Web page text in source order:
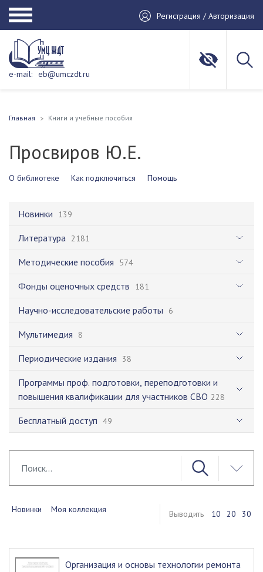
Регистрация / Авторизация
e-mail: eb@umczdt.ru
Главная Книги и учебные пособия
Просвиров Ю.Е.
О библиотеке Как подключиться Помощь
Новинки 139
Литература 2181
Методические пособия 574
Фонды оценочных средств 181
Научно-исследовательские работы 6
Мультимедия 8
Периодические издания 38
Программы проф. подготовки, переподготовки и
повышения квалификации для участников СВО 228
Бесплатный доступ 49
Новинки Моя коллекция Выводить 10 20 30
Организация и основы технологии ремонта